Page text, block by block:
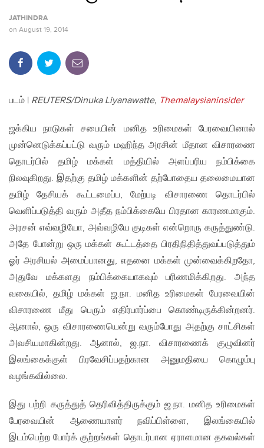
JATHINDRA
on August 19, 2014
படம் | REUTERS/Dinuka Liyanawatte, Themalaysianinsider
ஜக்கிய நாடுகள் சபையின் மனித உரிமைகள் பேரவையினால்
முன்னெடுக்கப்பட்டு வரும் மஹிந்த அரசின் மீதான விசாரணை
தொடர்பில் தமிழ் மக்கள் மத்தியில் அளப்பரிய நம்பிக்கை
நிலவுகிறது. இதற்கு தமிழ் மக்களின் தற்போதைய தலைமையான
தமிழ் தேசியக் கூட்டமைப்ப, மேற்படி விசாரணை தொடர்பில்
வெளிப்படுத்தி வரும் அதீத நம்பிக்கையே பிரதான காரணமாகும்.
அரசன் எவ்வழியோ, அவ்வழியே குடிகள் என்றொரு கருத்துண்டு.
அதே போன்று ஒரு மக்கள் கூட்டத்தை பிரதிநிதித்துவப்படுத்தும்
ஓர் அரசியல் அமைப்பானது, எதனை மக்கள் முன்வைக்கிறதோ,
அதுவே மக்களது நம்பிக்கையாகவும் பரிணமிக்கிறது. அந்த
வகையில், தமிழ் மக்கள் ஜ.நா. மனித உரிமைகள் பேரவையின்
விசாரணை மீது பெரும் எதிர்பார்ப்பை கொண்டிருக்கின்றனர்.
ஆனால், ஒரு விசாரணையென்று வரும்போது அதற்கு சாட்சிகள்
அவசியமாகின்றது. ஆனால், ஜ.நா. விசாரணைக் குழுவினர்
இலங்கைக்குள் பிரவேசிப்பதற்கான அனுமதியை கொழும்பு
வழங்கவில்லை.
இது பற்றி கருத்துத் தெரிவித்திருக்கும் ஜ.நா. மனித உரிமைகள்
பேரவையின் ஆணையாளர் நவிப்பிள்ளை, இலங்கையில்
இடம்பெற்ற போர்க் குற்றங்கள் தொடர்பான ஏராளமான தகவல்கள்